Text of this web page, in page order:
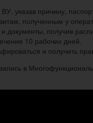
указав причину,
полученным у
документы, получив
10 рабочих дней.
и получить
в